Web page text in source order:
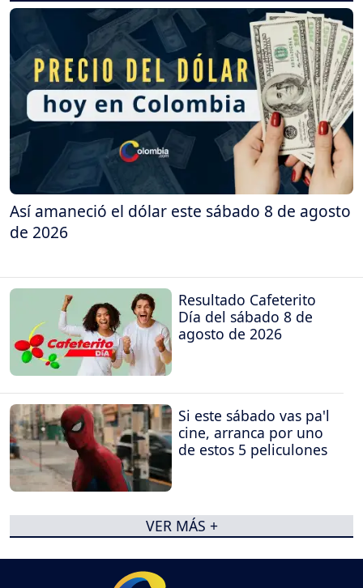
Así amaneció el dólar este sábado 8 de agosto
de 2026
Resultado Cafeterito
Día del sábado 8 de
agosto de 2026
Si este sábado vas pa'l
cine, arranca por uno
de estos 5 peliculones
VER MÁS +